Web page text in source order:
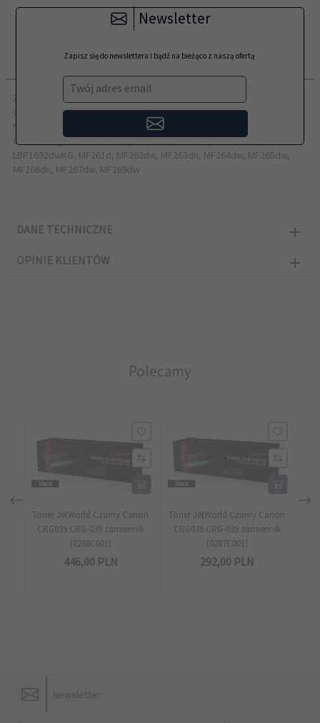
OPIS PRODUKTU
Zamiennik CANON przeznaczony do modeli:
Canon i-SENSYS LBP162dw, MF264dw, MF264dw II, MF267dw,
MF267dw II, MF269dw
Canon imageCLASS LBP161, LBP161dn, LBP162, LBP162dw,
LBP1692dwKG, MF261d, MF262dw, MF263dn, MF264dw, MF265dw,
MF266dn, MF267dw, MF269dw
DANE TECHNICZNE
OPINIE KLIENTÓW
Polecamy
Toner JetWorld Czarny Canon
CRG039 CRG-039 zamiennik
(0288C001)
446,00 PLN
Toner JetWorld Czarny Canon
CRG039 CRG-039 zamiennik
(0287C001)
292,00 PLN
Newsletter
Newsletter
Zapisz się do newslettera i bądź na bieżąco z naszą ofertą
Twój adres email